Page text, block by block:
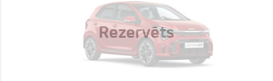
Rezervēts